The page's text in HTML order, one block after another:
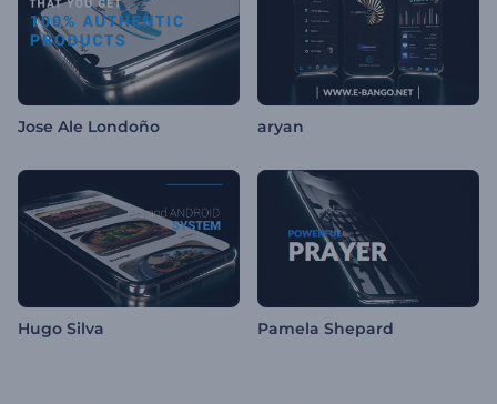
Jose Ale Londoño aryan
Hugo Silva Pamela Shepard